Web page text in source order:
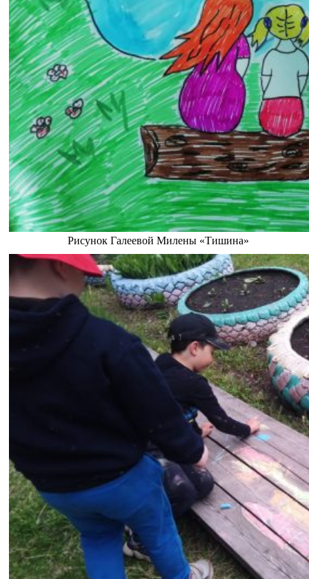
Рисунок Галеевой Милены «Тишина»